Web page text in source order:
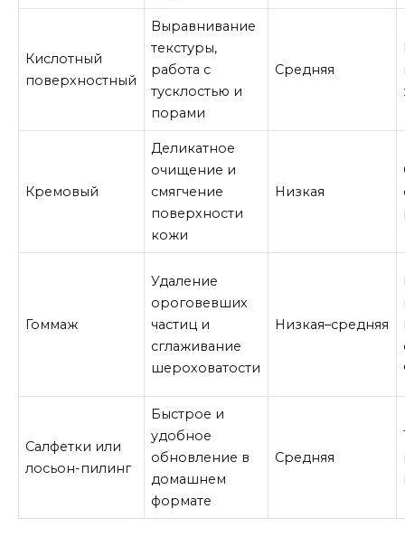
Кислотный
поверхностный
Выравнивание
текстуры,
работа с
тусклостью и
порами
Средняя
Кремовый
Деликатное
очищение и
смягчение
поверхности
кожи
Низкая
Гоммаж
Удаление
ороговевших
частиц и
сглаживание
шероховатости
Низкая–средняя
Салфетки или
лосьон-пилинг
Быстрое и
удобное
обновление в
домашнем
формате
Средняя